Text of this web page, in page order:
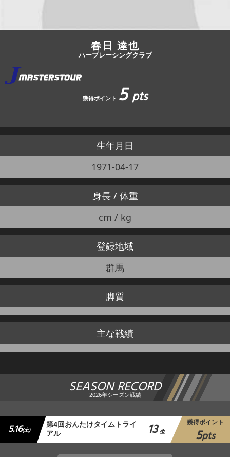
春日 達也
ハープレーシングクラブ
獲得ポイント 5pts
生年月日
1971-04-17
身長 / 体重
cm / kg
登録地域
群馬
脚質
主な戦績
SEASON RECORD
2026年シーズン戦績
5.16(土) 第4回おんたけタイムトライ
アル 13 位
獲得ポイント
5pts